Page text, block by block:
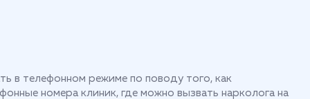
в телефонном режиме по поводу того, как
номера клиник, где можно вызвать нарколога на